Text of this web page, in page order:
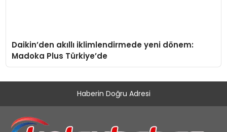
Daikin’den akıllı iklimlendirmede yeni dönem:
Madoka Plus Türkiye’de
Haberin Doğru Adresi